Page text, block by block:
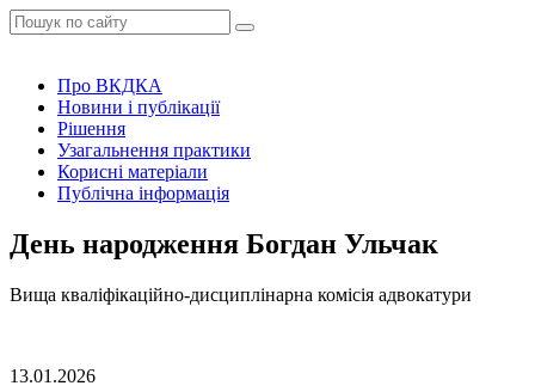
Про ВКДКА
Новини і публікації
Рішення
Узагальнення практики
Корисні матеріали
Публічна інформація
День народження Богдан Ульчак
Вища кваліфікаційно-дисциплінарна комісія адвокатури
13.01.2026